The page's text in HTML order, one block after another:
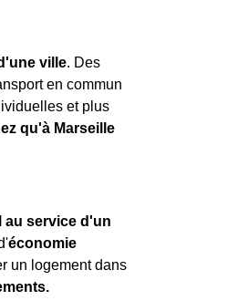
ville. Des
en commun
et plus
qu'à Marseille
au service d'un
économie
un logement dans